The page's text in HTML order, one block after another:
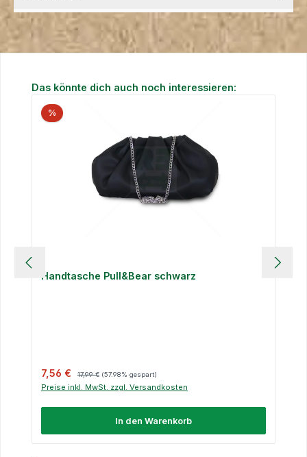
Produktgalerie überspringen
Das könnte dich auch noch interessieren:
%
Handtasche Pull&Bear schwarz
Verkaufspreis:
7,56 € 17,99 € (57.98% gespart)
Preise inkl. MwSt. zzgl. Versandkosten
In den Warenkorb